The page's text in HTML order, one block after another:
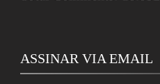
ASSINAR VIA EMAIL